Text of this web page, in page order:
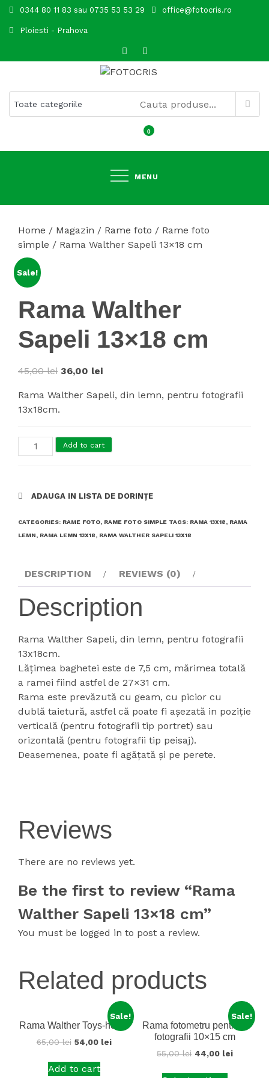
Skip
content
0344 80 11 83 sau 0735 53 53 29 office@fotocris.ro
Ploiesti - Prahova
FOTOCRIS
0
MENU
Home / Magazin / Rame foto / Rame foto
simple / Rama Walther Sapeli 13×18 cm
Sale!
Rama Walther
Sapeli 13×18 cm
45,00lei 36,00 lei
Rama Walther Sapeli, din lemn, pentru fotografii
13x18cm.
Rama
Walther
cm
Add to cart
ADAUGA IN LISTA DE DORINȚE
CATEGORIES: RAME FOTO RAME FOTO SIMPLE TAGS: RAMA 13X18
RAMA
LEMN
RAMA LEMN 13X18 RAMA WALTHER SAPELI 13X18
DESCRIPTION REVIEWS (0)
Description
Rama Walther Sapeli, din lemn, pentru fotografii
13x18cm.
Lățimea baghetei este de 7,5 cm, mărimea totală
a ramei fiind astfel de 27×31 cm.
Rama este prevăzută cu geam, cu picior cu
dublă taietură, astfel că poate fi așezată in poziție
verticală (pentru fotografii tip portret) sau
orizontală (pentru fotografii tip peisaj).
Deasemenea, poate fi agățată și pe perete.
Reviews
There are no reviews yet.
Be the first to review “Rama
Walther Sapeli 13×18 cm”
You must be logged in to post a review.
Related products
Sale!
Rama Walther Toys-horse
65,00lei 54,00 lei
Add to cart
Sale!
Rama fotometru pentru 5
fotografii 10×15 cm
55,00lei 44,00 lei